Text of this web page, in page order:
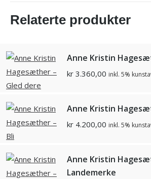
Relaterte produkter
Anne Kristin
kr 3.360,00 inkl. 5%
Anne Kristin
kr 4.200,00 inkl. 5%
Anne Kristin
Landemerke